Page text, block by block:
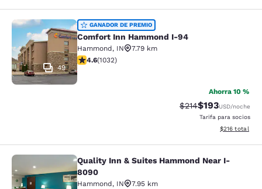
Comfort Inn Hammond I-94
49
GANADOR DE PREMIO
Comfort Inn Hammond I-94
Hammond, IN
7.79 km
calificación de 4.56 estrellas. Excelente. 1032 reseñas
4.6(1032)
Ahorra 10 %
Precio tachado:
$214Precio con
$193USD/noche
Tarifa para socios
Ver detalles
$216 total
Quality Inn & Suites Hammond
Quality Inn & Suites Hammond Near I-
8090
Hammond, IN
7.95 km